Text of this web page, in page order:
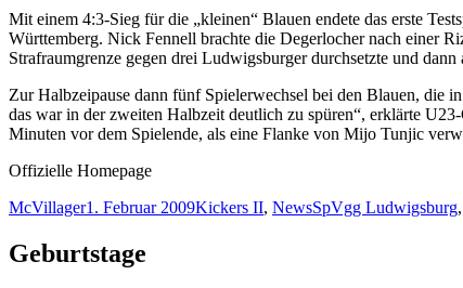
Mit einem 4:3-Sieg für die „kleinen“ Blauen endete das erste
Württemberg. Nick Fennell brachte die Degerlocher nach einer
Strafraumgrenze gegen drei Ludwigsburger durchsetzte und
Zur Halbzeipause dann fünf Spielerwechsel bei den Blauen, die
das war in der zweiten Halbzeit deutlich zu spüren“, erklärte
Minuten vor dem Spielende, als eine Flanke von Mijo Tunjic
Offizielle Homepage
Autor
McVillagerVeröffentlicht
1. Februar 2009Kategorien
Kickers II, NewsSchlagwörter
SpVgg Ludwigsburg,
Geburtstage